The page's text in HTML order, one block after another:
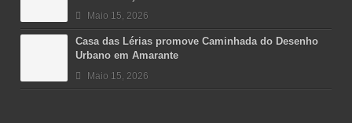
Maio 15, 2026
Casa das Lérias promove Caminhada do Desenho
Urbano em Amarante
Maio 15, 2026